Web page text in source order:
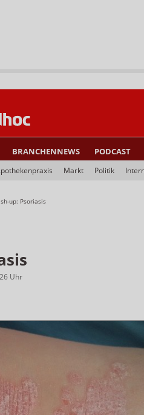
BRANCHENNEWS PODCAST
Markt Politik
up: Psoriasis
Uhr